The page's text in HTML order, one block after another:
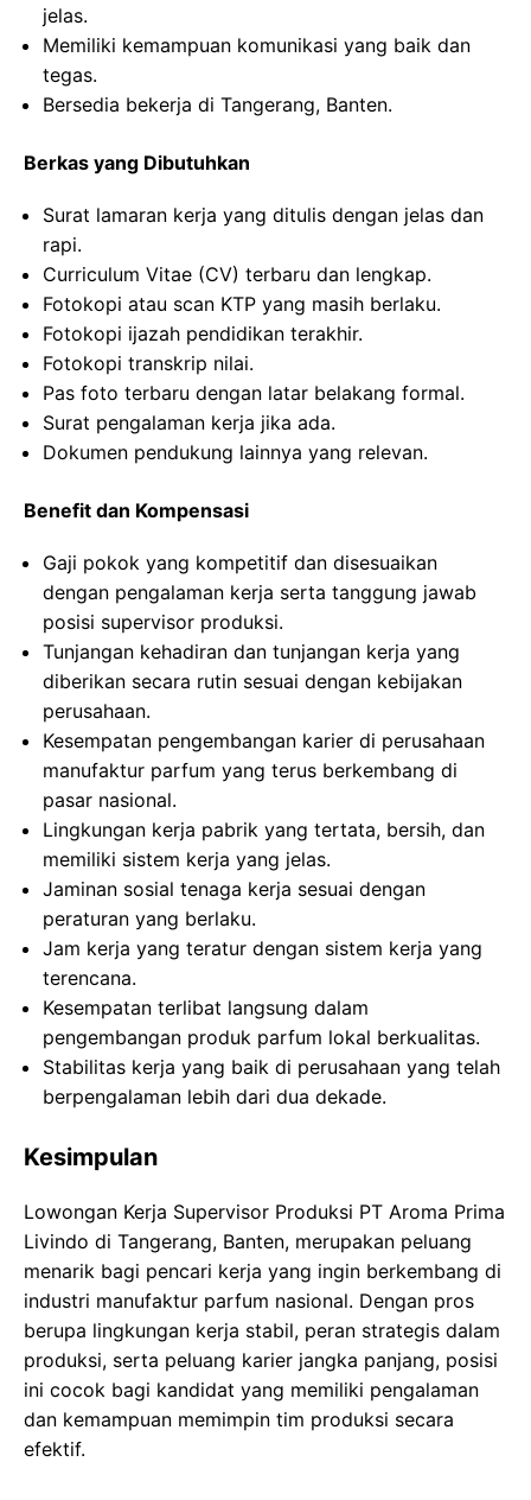
jelas.
Memiliki kemampuan komunikasi yang baik dan
tegas.
Bersedia bekerja di Tangerang, Banten.
Berkas yang Dibutuhkan
Surat lamaran kerja yang ditulis dengan jelas dan
rapi.
Curriculum Vitae (CV) terbaru dan lengkap.
Fotokopi atau scan KTP yang masih berlaku.
Fotokopi ijazah pendidikan terakhir.
Fotokopi transkrip nilai.
Pas foto terbaru dengan latar belakang formal.
Surat pengalaman kerja jika ada.
Dokumen pendukung lainnya yang relevan.
Benefit dan Kompensasi
Gaji pokok yang kompetitif dan disesuaikan
dengan pengalaman kerja serta tanggung jawab
posisi supervisor produksi.
Tunjangan kehadiran dan tunjangan kerja yang
diberikan secara rutin sesuai dengan kebijakan
perusahaan.
Kesempatan pengembangan karier di perusahaan
manufaktur parfum yang terus berkembang di
pasar nasional.
Lingkungan kerja pabrik yang tertata, bersih, dan
memiliki sistem kerja yang jelas.
Jaminan sosial tenaga kerja sesuai dengan
peraturan yang berlaku.
Jam kerja yang teratur dengan sistem kerja yang
terencana.
Kesempatan terlibat langsung dalam
pengembangan produk parfum lokal berkualitas.
Stabilitas kerja yang baik di perusahaan yang telah
berpengalaman lebih dari dua dekade.
Kesimpulan
Lowongan Kerja Supervisor Produksi PT Aroma Prima
Livindo di Tangerang, Banten, merupakan peluang
menarik bagi pencari kerja yang ingin berkembang di
industri manufaktur parfum nasional. Dengan pros
berupa lingkungan kerja stabil, peran strategis dalam
produksi, serta peluang karier jangka panjang, posisi
ini cocok bagi kandidat yang memiliki pengalaman
dan kemampuan memimpin tim produksi secara
efektif.